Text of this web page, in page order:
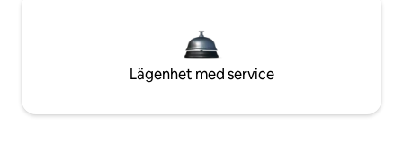
Lägenhet med service